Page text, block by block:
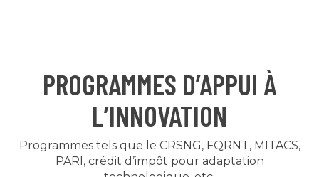
PROGRAMMES D’APPUI À
L’INNOVATION
Programmes tels que le CRSNG, FQRNT, MITACS,
PARI, crédit d’impôt pour adaptation